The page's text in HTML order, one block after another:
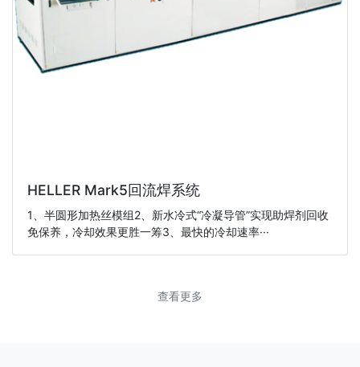
HELLER Mark5回流焊系统
1、半圆形加热丝模组2、新水冷式“冷凝导管”实现助焊剂回收
免保养，冷却效果更胜一筹3、最快的冷却速率···
查看更多